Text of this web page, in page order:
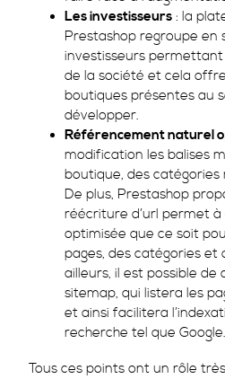
Les investisseurs : la
Prestashop regroupe en
investisseurs permettant
de la société et cela
boutiques présentes au
développer.
Référencement naturel
modification les balises
boutique, des catégories
De plus, Prestashop
réécriture d’url permet à
optimisée que ce soit
pages, des catégories et
ailleurs, il est possible de
sitemap, qui listera les
et ainsi facilitera
recherche tel que Google.
Tous ces points ont un rôle